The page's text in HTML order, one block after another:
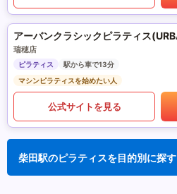
瑞穂店
ピラティス
駅から車で13分
マシンピラティスを始めたい人
公式サイトを見る
柴田駅のピラティスを目的別に探す